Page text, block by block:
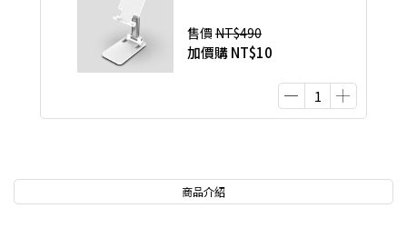
售價 NT$490
加價購NT$10
商品介紹